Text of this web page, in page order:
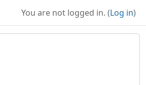
You are not logged in. (Log in)